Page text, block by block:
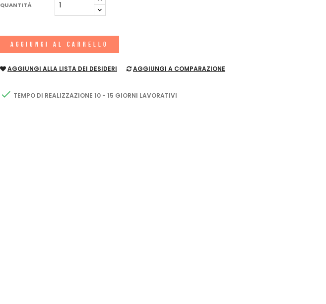
QUANTITÀ
AGGIUNGI AL CARRELLO
AGGIUNGI ALLA LISTA DEI DESIDERI AGGIUNGI A COMPARAZIONE
 TEMPO DI REALIZZAZIONE 10 - 15 GIORNI LAVORATIVI